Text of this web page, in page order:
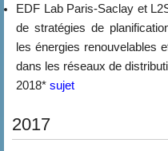
EDF Lab Paris-Saclay et
de stratégies de
les énergies renouvelables
dans les réseaux de
2018* sujet
2017